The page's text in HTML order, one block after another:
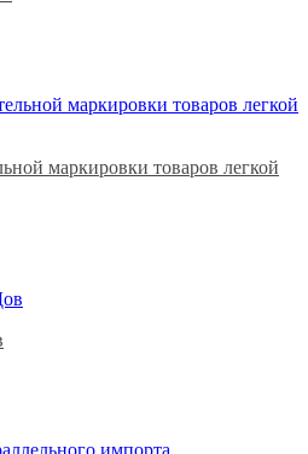
маркировки товаров легкой